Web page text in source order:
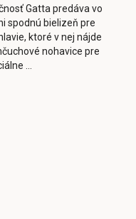
Gatta predáva vo
spodnú bielizeň pre
ktoré v nej nájde
nohavice pre
...